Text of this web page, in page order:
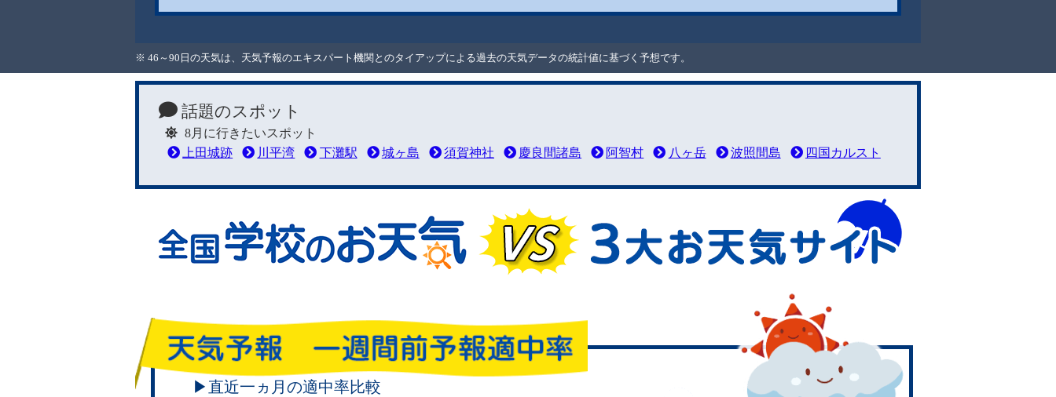
※ 46～90日の天気は、天気予報のエキスパート機関とのタイアップによる過去の天気データの統計値に基づく予想です。
話題のスポット
8月に行きたいスポット
上田城跡
川平湾 下灘駅 城ヶ島 須賀神社 慶良間諸島 阿智村 八ヶ岳 波照間島 四国カルスト
▶直近一ヵ月の適中率比較